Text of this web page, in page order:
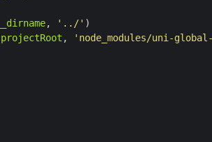
__dirname, '../'
projectRoot , 'node_modules/uni-